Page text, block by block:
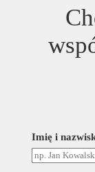
Imię i